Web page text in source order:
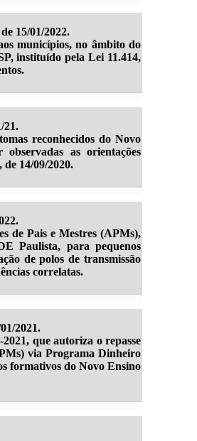
15/01/2022.
municípios, no âmbito do
instituído pela Lei 11.414,
21.
reconhecidos do Novo
as orientações
14/09/2020.
de Pais e Mestres (APMs),
Paulista, para pequenos
de polos de transmissão
correlatas.
2021.
que autoriza o repasse
via Programa Dinheiro
formativos do Novo Ensino